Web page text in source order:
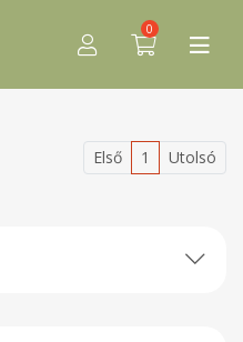
0
Első 1 Utolsó